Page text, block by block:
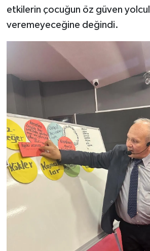
etkilerin çocuğun öz güven
veremeyeceğine değindi.